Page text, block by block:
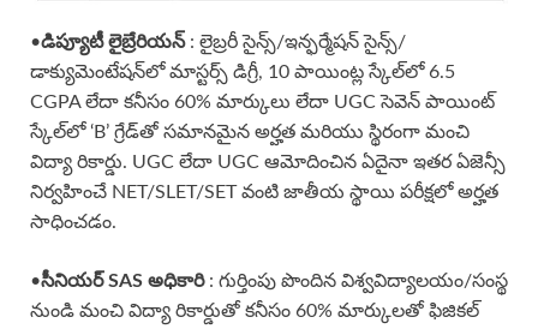
•డిప్యూటీ లైబ్రేరియన్: లైబ్రరీ సైన్స్/ఇన్ఫర్మేషన్ సైన్స్/
డాక్యుమెంటేషన్‌లో మాస్టర్స్ డిగ్రీ, 10 పాయింట్ల స్కేల్‌లో 6.5
CGPA లేదా కనీసం 60% మార్కులు లేదా UGC సెవెన్ పాయింట్
స్కేల్‌లో ‘B’ గ్రేడ్‌తో సమానమైన అర్హత మరియు స్థిరంగా మంచి
విద్యా రికార్డు. UGC లేదా UGC ఆమోదించిన ఏదైనా ఇతర ఏజెన్సీ
నిర్వహించే NET/SLET/SET వంటి జాతీయ స్థాయి పరీక్షలో అర్హత
సాధించడం.
•సీనియర్ SAS అధికారి : గుర్తింపు పొందిన విశ్వవిద్యాలయం/సంస్థ
నుండి మంచి విద్యా రికార్డుతో కనీసం 60% మార్కులతో ఫిజికల్